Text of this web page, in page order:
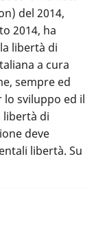
del 2014,
2014, ha
libertà di
a cura
sempre ed
sviluppo ed il
libertà di
deve
libertà. Su